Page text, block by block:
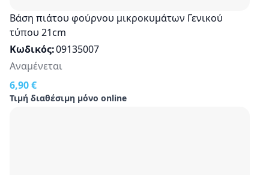
Βάση πιάτου φούρνου μικροκυμάτων Γενικού
τύπου 21cm
Κωδικός 09135007
6,90 €
Τιμή διαθέσιμη μόνο online
Αναμένεται